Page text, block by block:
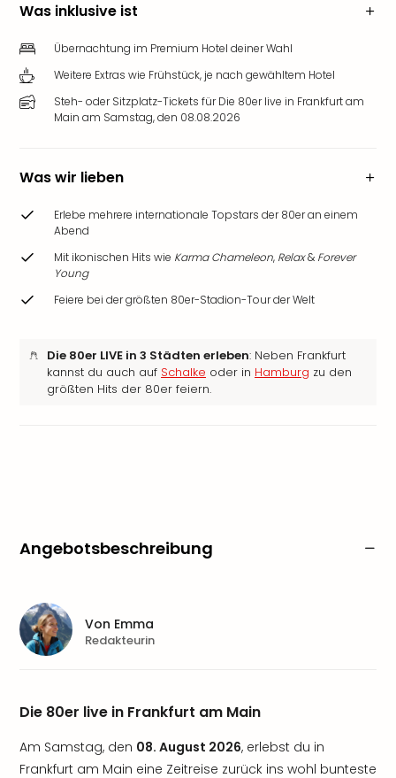
Was inklusive ist
Übernachtung im Premium Hotel deiner Wahl
Weitere Extras wie Frühstück, je nach gewähltem Hotel
Steh- oder Sitzplatz-Tickets für Die 80er live in Frankfurt am
Main am Samstag, den 08.08.2026
Was wir lieben
Erlebe mehrere internationale Topstars der 80er an einem
Abend
Mit ikonischen Hits wie Karma Chameleon, Relax& Forever
Young
Feiere bei der größten 80er-Stadion-Tour der Welt
Die 80er LIVE in 3 Städten erleben: Neben Frankfurt
kannst du auch auf Schalke oder in Hamburg zu den
größten Hits der 80er feiern.
Angebotsbeschreibung
Die 80er live in Frankfurt am Main
Am Samstag, den 08. August 2026, erlebst du in
Frankfurt am Main eine Zeitreise zurück ins wohl bunteste
Von Emma
Redakteurin